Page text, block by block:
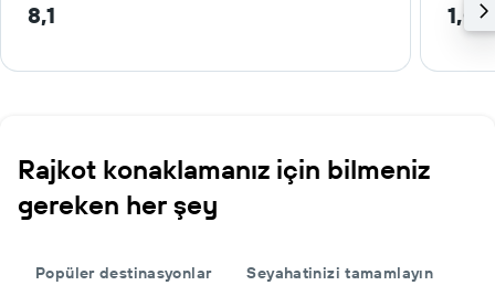
8,1 1,0
Rajkot konaklamanız için bilmeniz
gereken her şey
Popüler destinasyonlar Seyahatinizi tamamlayın